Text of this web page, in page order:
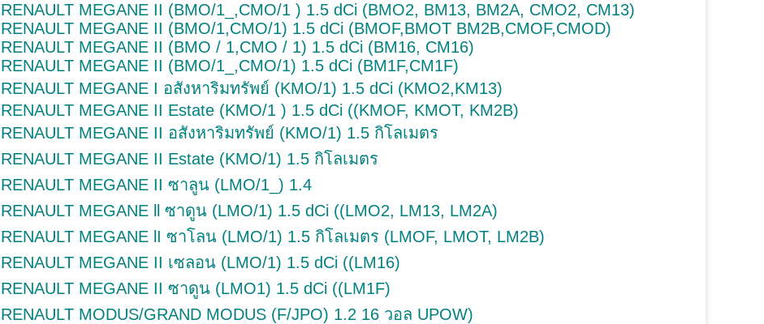
RENAULT MEGANE II (BMO/1_,CMO/1 ) 1.5 dCi (BMO2, BM13, BM2A, CMO2, CM13)
RENAULT MEGANE II (BMO/1,CMO/1) 1.5 dCi (BMOF,BMOT BM2B,CMOF,CMOD)
RENAULT MEGANE II (BMO / 1,CMO / 1) 1.5 dCi (BM16, CM16)
RENAULT MEGANE II (BMO/1_,CMO/1) 1.5 dCi (BM1F,CM1F)
RENAULT MEGANE I อสังหาริมทรัพย์ (KMO/1) 1.5 dCi (KMO2,KM13)
RENAULT MEGANE II Estate (KMO/1 ) 1.5 dCi ((KMOF, KMOT, KM2B)
RENAULT MEGANE II อสังหาริมทรัพย์ (KMO/1) 1.5 กิโลเมตร
RENAULT MEGANE II Estate (KMO/1) 1.5 กิโลเมตร
RENAULT MEGANE II ซาลูน (LMO/1_) 1.4
RENAULT MEGANE ll ซาดูน (LMO/1) 1.5 dCi ((LMO2, LM13, LM2A)
RENAULT MEGANE lI ซาโลน (LMO/1) 1.5 กิโลเมตร (LMOF, LMOT, LM2B)
RENAULT MEGANE II เซลอน (LMO/1) 1.5 dCi ((LM16)
RENAULT MEGANE II ซาดูน (LMO1) 1.5 dCi ((LM1F)
RENAULT MODUS/GRAND MODUS (F/JPO) 1.2 16 วอล UPOW)